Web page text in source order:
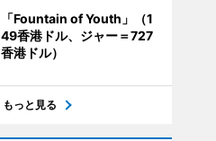
「Fountain of Youth」（1
49香港ドル、ジャー＝727
香港ドル）
もっと見る